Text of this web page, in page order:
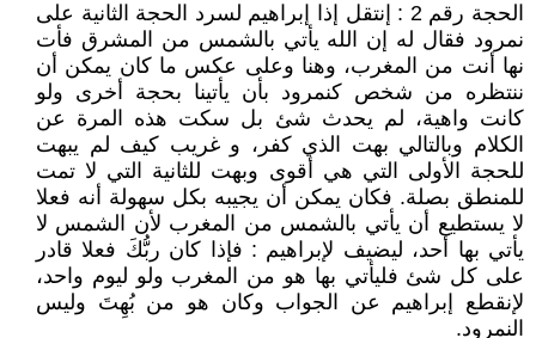
الحجة رقم 2 : إنتقل إذا إبراهيم لسرد الحجة الثانية على
نمرود فقال له إن الله يأتي بالشمس من المشرق فأت
نها أنت من المغرب، وهنا وعلى عكس ما كان يمكن أن
ننتظره من شخص كنمرود بأن يأتينا بحجة أخرى ولو
كانت واهية، لم يحدث شئ بل سكت هذه المرة عن
الكلام وبالتالي بهت الذي كفر، و غريب كيف لم يبهت
للحجة الأولى التي هي أقوى وبهت للثانية التي لا تمت
للمنطق بصلة. فكان يمكن أن يجيبه بكل سهولة أنه فعلا
لا يستطيع أن يأتي بالشمس من المغرب لأن الشمس لا
يأتي بها أحد، ليضيف لإبراهيم : فإذا كان ربُّكَ فعلا قادر
على كل شئ فليأتي بها هو من المغرب ولو ليوم واحد،
لإنقطع إبراهيم عن الجواب وكان هو من بُهِتَ وليس
النمرود.